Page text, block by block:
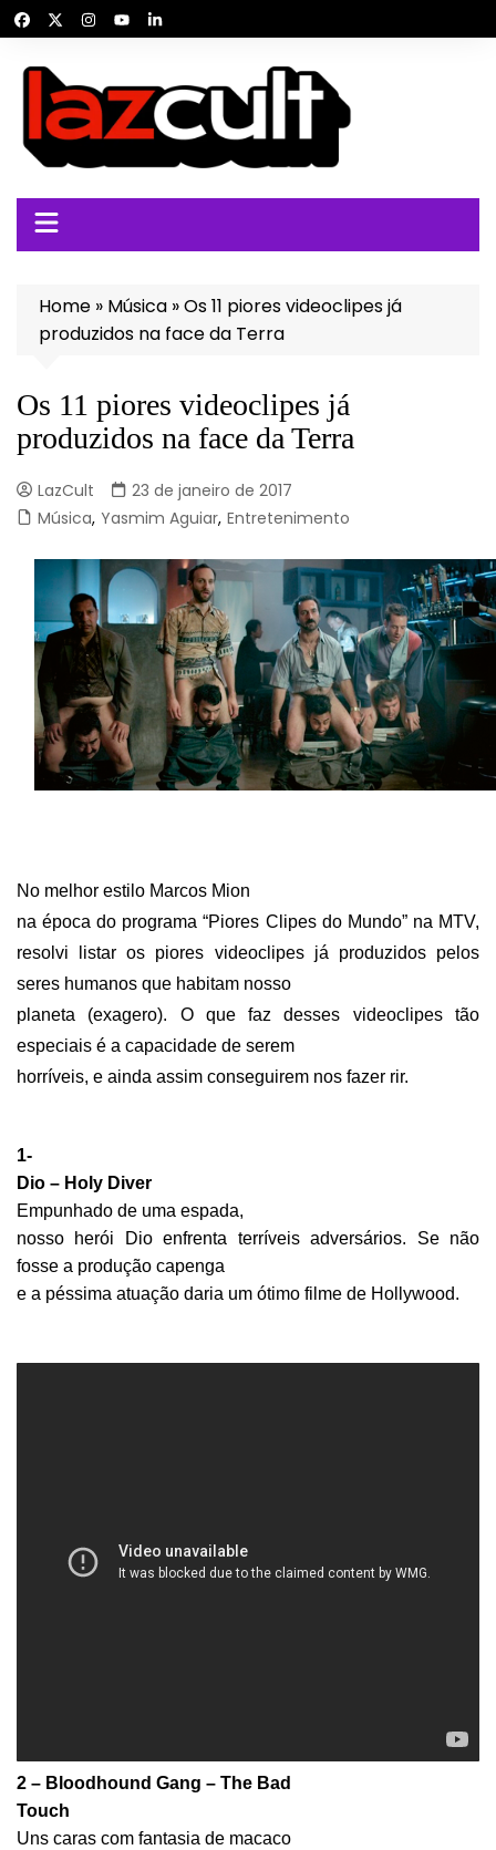
para
conteúdo
Home » Música »Os 11 piores videoclipes já
produzidos na face da Terra
Os 11 piores videoclipes já
produzidos na face da Terra
LazCult
23 de janeiro de 2017
Música, Yasmim Aguiar, Entretenimento
No melhor estilo Marcos Mion
na época do programa “Piores Clipes do Mundo” na MTV,
resolvi listar os piores videoclipes já produzidos pelos
seres humanos que habitam nosso
planeta (exagero). O que faz desses videoclipes tão
especiais é a capacidade de serem
horríveis, e ainda assim conseguirem nos fazer rir.
1-
Dio – Holy Diver
Empunhado de uma espada,
nosso herói Dio enfrenta terríveis adversários. Se não
fosse a produção capenga
e a péssima atuação daria um ótimo filme de Hollywood.
2 – Bloodhound Gang – The Bad
Touch
Uns caras com fantasia de macaco